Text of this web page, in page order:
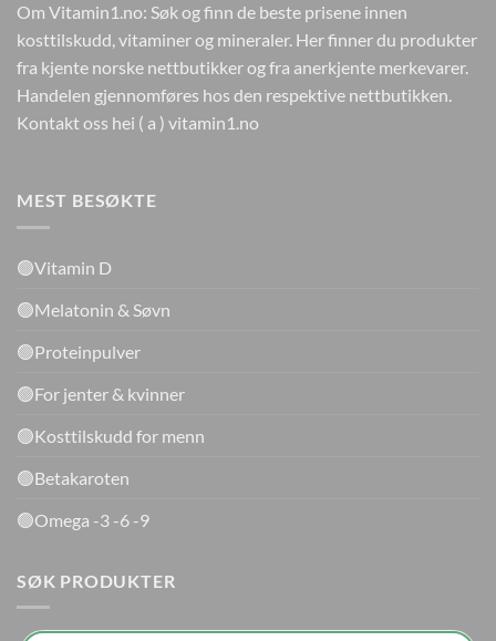
Om Vitamin1.no: Søk og finn de beste prisene innen
kosttilskudd, vitaminer og mineraler. Her finner du produkter
fra kjente norske nettbutikker og fra anerkjente merkevarer.
Handelen gjennomføres hos den respektive nettbutikken.
Kontakt oss hei ( a ) vitamin1.no
MEST BESØKTE
🟢Vitamin D
🟢Melatonin & Søvn
🟢Proteinpulver
🟢For jenter & kvinner
🟢Kosttilskudd for menn
🟢Betakaroten
🟢Omega -3 -6 -9
SØK PRODUKTER